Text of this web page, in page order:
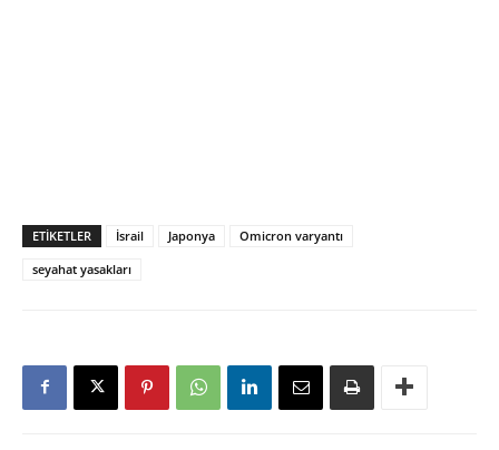
ETIKETLER İsrail Japonya
Omicron varyantı
seyahat yasakları